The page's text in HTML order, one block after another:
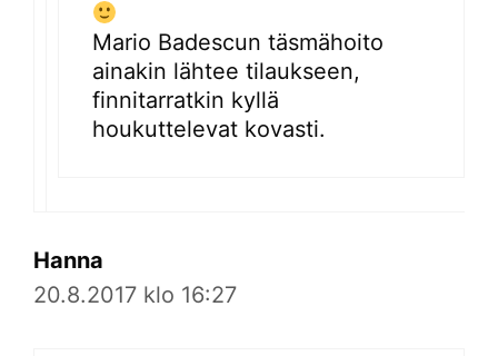
Mario Badescun täsmähoito
ainakin lähtee tilaukseen,
finnitarratkin kyllä
houkuttelevat kovasti.
Hanna
20.8.2017 klo 16:27